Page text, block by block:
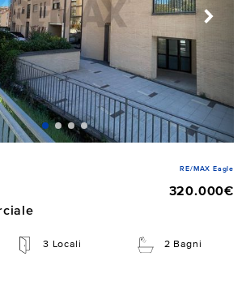
RE/MAX Eagle
320.000€
3 Locali 2 Bagni